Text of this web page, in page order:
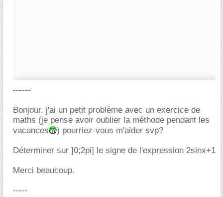
------
Bonjour, j'ai un petit problème avec un exercice de
maths (je pense avoir oublier la méthode pendant les
vacances
) pourriez-vous m'aider svp?
Déterminer sur ]0;2pi] le signe de l'expression 2sinx+1
Merci beaucoup.
-----